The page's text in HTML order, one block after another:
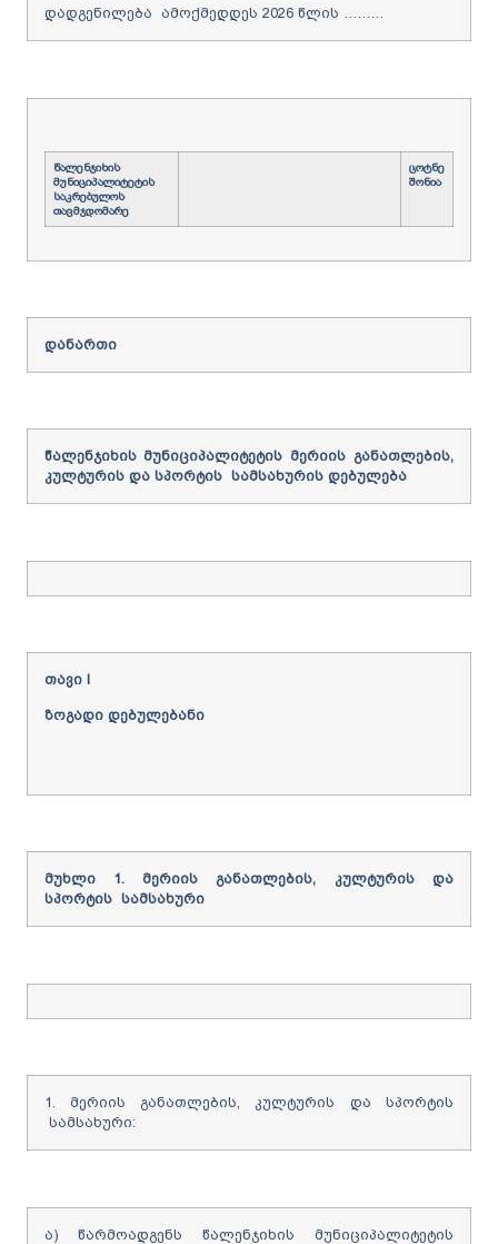
დადგენილება ამოქმედდეს 2026 წლის ………
წალენჯიხის
მუნიციპალიტეტის
საკრებულოს
თავმჯდომარე
ცოტნე
შონია
დანართი
წალენჯიხის მუნიციპალიტეტის მერიის განათლების,
კულტურის და სპორტის სამსახურის დებულება
თავიI
ზოგადი დებულებანი
მუხლი1.მერიის
განათლების, კულტურის და
სპორტის სამსახური
1. მერიის განათლების, კულტურის და სპორტის
სამსახური:
ა) წარმოადგენს წალენჯიხის მუნიციპალიტეტის